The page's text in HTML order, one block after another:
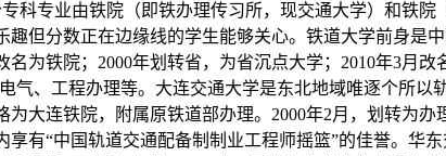
科专业由铁院（即铁办理传习所，现交通大学）和铁
但分数正在边缘线的学生能够关心。铁道大学前身是
为铁院；2000年划转省，为省沉点大学；2010年3月
气、工程办理等。大连交通大学是东北地域唯逐个所
大连铁院，附属原铁道部办理。2000年2月，划转为
有“中国轨道交通配备制制业工程师摇篮”的佳誉。